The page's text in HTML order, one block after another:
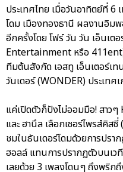
ประเทศไทย เมื่อวันอาทิตย์ที่
โดม เมืองทองธานี ผลงานอิม
อีกครั้งโดย โฟร์ วัน วัน เอ็นเ
Entertainment หรือ
ทีมต้นสังกัด เอสทู เอ็นเตอร์เ
วันเดอร์ (WONDER) ประเทศ
แค่เปิดตัวก็ปังไม่ออมมือ! สาว
และ ฮานึล เลือกเซอร์ไพรส์คิส
ชมในธันเดอร์โดมด้วยการปรา
ฮอลล์ แทนการปรากฏตัวบนเ
เลยด้วย 3 เพลงโดนๆ ถึงพริกถึ